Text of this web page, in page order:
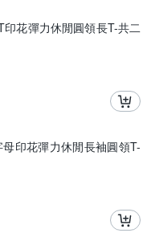
印花彈力休閒圓領長T-共二
印花彈力休閒長袖圓領T-